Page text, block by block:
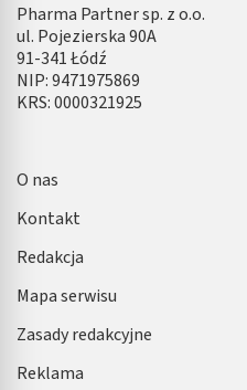
Pharma Partner sp. z o.o.
ul. Pojezierska 90A
91-341 Łódź
NIP: 9471975869
KRS: 0000321925
O nas
Kontakt
Redakcja
Mapa serwisu
Zasady redakcyjne
Reklama